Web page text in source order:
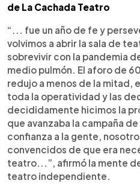
de La Cachada Teatro
“... fue un año de fe y
volvimos a abrir la sala de
sobrevivir con la pandemia
medio pulmón. El aforo de
redujo a menos de la mitad,
toda la operatividad y las
decididamente hicimos la
que avanzaba la campaña
confianza a la gente,
convencidos de que era
teatro...”, afirmó la mente
teatro independiente.